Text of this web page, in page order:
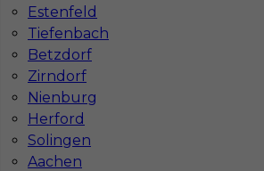
Estenfeld
Tiefenbach
Betzdorf
Zirndorf
Nienburg
Herford
Solingen
Aachen
Informacje w sprawie pracy
Telefon:793-577-977
Dane firmy
In-Serv Team Sp. z o.o.